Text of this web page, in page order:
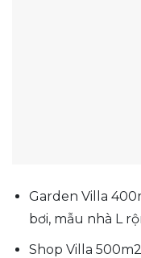
Garden Villa
bơi, mẫu nhà L
Shop Villa